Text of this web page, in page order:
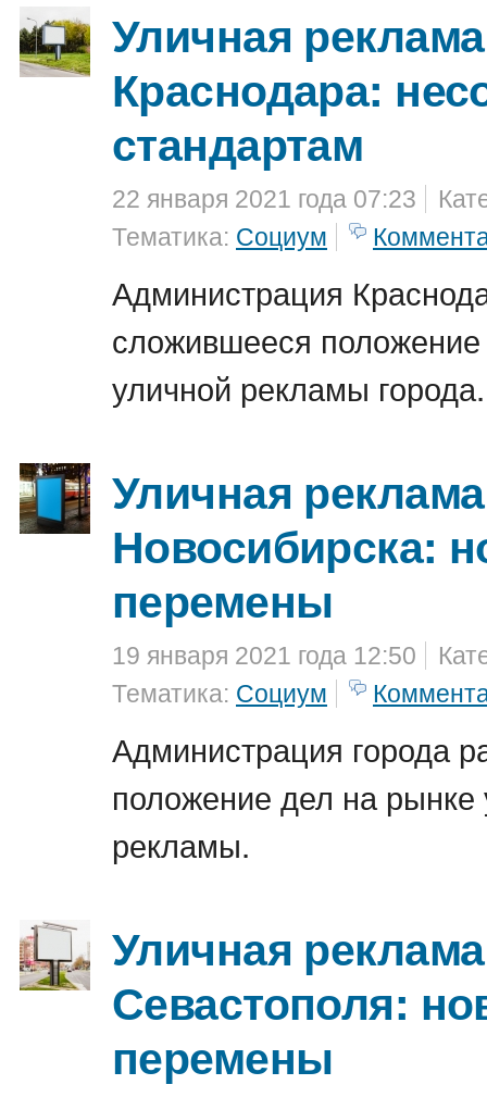
Уличная реклама
Краснодара:
стандартам
22 января 2021 года 07:23
Тематика: Социум
Администрация
сложившееся
уличной рекламы города.
Уличная реклама
Новосибирска:
перемены
19 января 2021 года 12:50
Тематика: Социум
Администрация города
положение дел на рынке
рекламы.
Уличная реклама
Севастополя:
перемены